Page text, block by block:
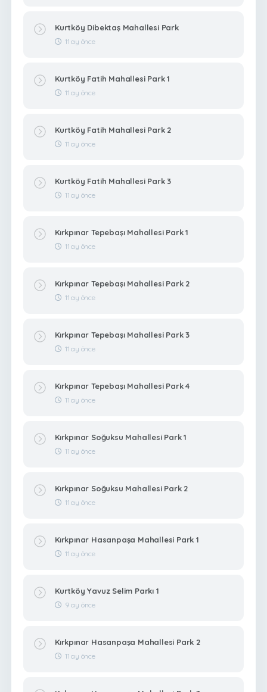
Kurtköy Dibektaş Mahallesi Park
11 ay önce
Kurtköy Fatih Mahallesi Park 1
11 ay önce
Kurtköy Fatih Mahallesi Park 2
11 ay önce
Kurtköy Fatih Mahallesi Park 3
11 ay önce
Kırkpınar Tepebaşı Mahallesi Park 1
11 ay önce
Kırkpınar Tepebaşı Mahallesi Park 2
11 ay önce
Kırkpınar Tepebaşı Mahallesi Park 3
11 ay önce
Kırkpınar Tepebaşı Mahallesi Park 4
11 ay önce
Kırkpınar Soğuksu Mahallesi Park 1
11 ay önce
Kırkpınar Soğuksu Mahallesi Park 2
11 ay önce
Kırkpınar Hasanpaşa Mahallesi Park 1
11 ay önce
Kurtköy Yavuz Selim Parkı 1
9 ay önce
Kırkpınar Hasanpaşa Mahallesi Park 2
11 ay önce